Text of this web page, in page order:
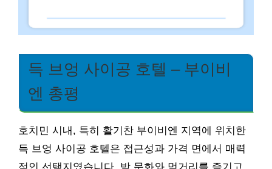
득 브엉 사이공 호텔 – 부이비
엔 총평
호치민 시내, 특히 활기찬 부이비엔 지역에 위치한
득 브엉 사이공 호텔은 접근성과 가격 면에서 매력